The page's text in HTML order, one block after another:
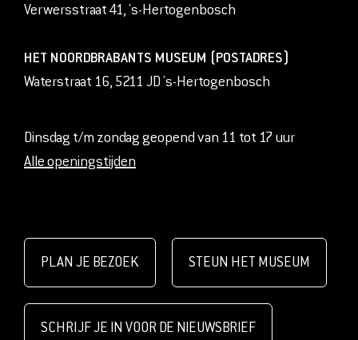
Verwersstraat 41, 's-Hertogenbosch
HET NOORDBRABANTS MUSEUM (POSTADRES)
Waterstraat 16, 5211 JD 's-Hertogenbosch
Dinsdag t/m zondag geopend van 11 tot 17 uur
Alle openingstijden
PLAN JE BEZOEK STEUN HET MUSEUM
SCHRIJF JE IN VOOR DE NIEUWSBRIEF